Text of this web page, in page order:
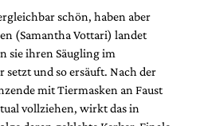
schön, haben aber
(Samantha Vottari) landet
sie ihren Säugling im
setzt und so ersäuft. Nach der
mit Tiermasken an Faust
vollziehen, wirkt das in